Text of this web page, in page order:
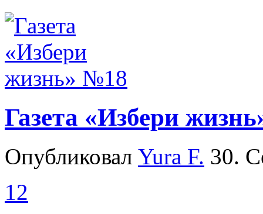
Газета «Избери
Опубликовал Yura F. 30.
12